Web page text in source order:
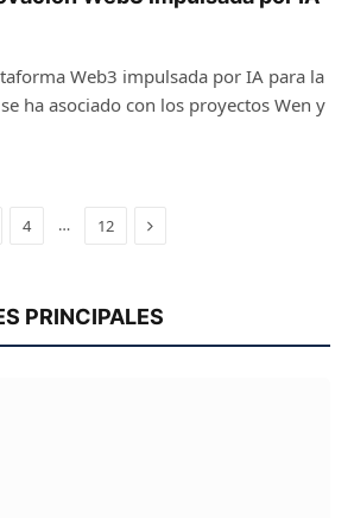
Web3 impulsada por IA para la
ha asociado con los proyectos Wen y
4 … 12 Next
PRINCIPALES